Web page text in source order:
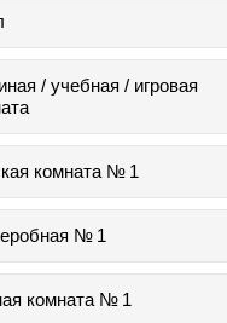
/ учебная / игровая
комната № 1
№ 1
комната № 1